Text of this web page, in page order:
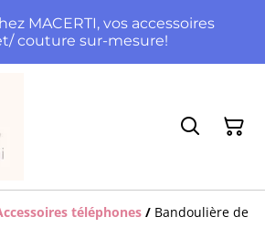
MACERTI, vos accessoires
couture sur-mesure!
téléphones / Bandoulière de